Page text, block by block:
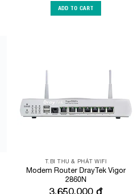
ADD TO CART
Wishlist
T.BI THU & PHÁT WIFI
Modem Router DrayTek Vigor
2860N
3,650,000 ₫